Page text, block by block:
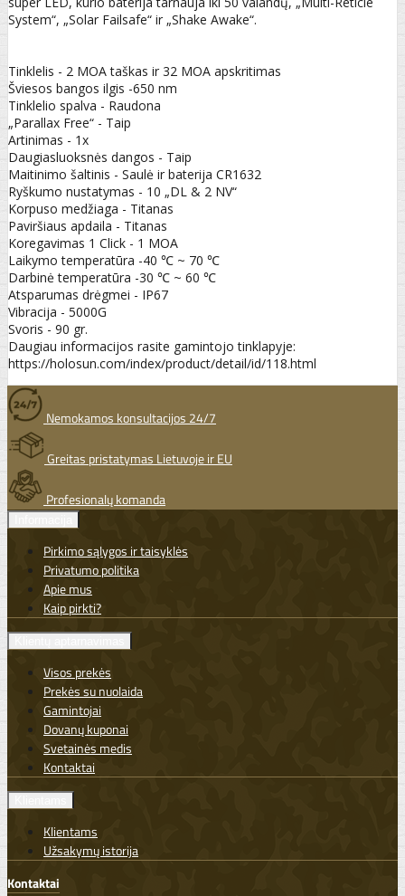
System“, „Solar Failsafe“ ir „Shake Awake“.
Tinklelis - 2 MOA taškas ir 32 MOA apskritimas
Šviesos bangos ilgis -650 nm
Tinklelio spalva - Raudona
„Parallax Free“ - Taip
Artinimas - 1x
Daugiasluoksnės dangos - Taip
Maitinimo šaltinis - Saulė ir baterija CR1632
Ryškumo nustatymas - 10 „DL & 2 NV“
Korpuso medžiaga - Titanas
Paviršiaus apdaila - Titanas
Koregavimas 1 Click - 1 MOA
Laikymo temperatūra -40 ℃ ~ 70 ℃
Darbinė temperatūra -30 ℃ ~ 60 ℃
Atsparumas drėgmei - IP67
Vibracija - 5000G
Svoris - 90 gr.
Daugiau informacijos rasite gamintojo tinklapyje:
https://holosun.com/index/product/detail/id/118.html
Nemokamos konsultacijos 24/7
Greitas pristatymas Lietuvoje ir EU
Profesionalų komanda
Pirkimo sąlygos ir taisyklės
Privatumo politika
Apie mus
Kaip pirkti?
Visos prekės
Prekės su nuolaida
Gamintojai
Dovanų kuponai
Svetainės medis
Kontaktai
Klientams
Užsakymų istorija
Kontaktai